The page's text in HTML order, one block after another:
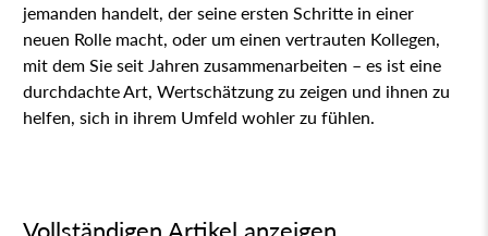
jemanden handelt, der seine ersten Schritte in einer
neuen Rolle macht, oder um einen vertrauten Kollegen,
mit dem Sie seit Jahren zusammenarbeiten – es ist eine
durchdachte Art, Wertschätzung zu zeigen und ihnen zu
helfen, sich in ihrem Umfeld wohler zu fühlen.
Vollständigen Artikel anzeigen